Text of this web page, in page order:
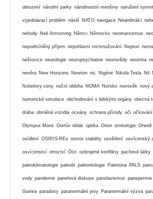
obrození národní parky národnostní menšiny narušení
vyjednávací problém násilí NATO navigace Neandrtálci
nehody Neil Armstrong Němci Německo neomarxismus
nepodmíněný příjem nepohlavní rozmnožování Neptun
neštovice neurologie neuropsychiatrie neurovědy neutrina
nevěra New Horizons Newton nic Nigérie Nikola Tesla Nil
Nobelovy ceny noční obloha NOMA Norsko novověk nový
numerické simulace obchodování s lidskými orgány obecná
dráha obrněná vozidla oceány ochrana přírody oči očkování
Olympus Mons Oortův oblak optika Orion ornitologie Orwell
osídlení OSIRIS-REx ostrov stability osvětlení osvícenský
osvícenství otroctví Ötzi ozbrojené konflikty pachové látky
paleoklimatologie paleolit paleontologie Palestina PALS
vody pandemie panelová diskuse panslavismus panspermie
Guinea paradoxy paranormální jevy Paranormální výzva